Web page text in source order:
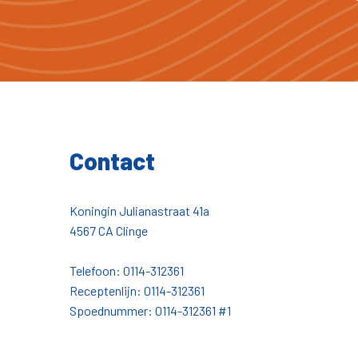
Contact
Koningin Julianastraat 41a
4567 CA Clinge
Telefoon: 0114-312361
Receptenlijn: 0114-312361
Spoednummer: 0114-312361 #1